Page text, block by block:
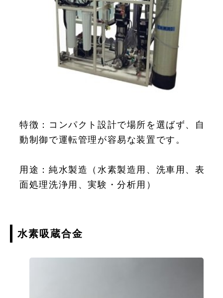
特徴：コンパクト設計で場所を選ばず、自
動制御で運転管理が容易な装置です。
用途：純水製造（水素製造用、洗車用、表
面処理洗浄用、実験・分析用）
水素吸蔵合金